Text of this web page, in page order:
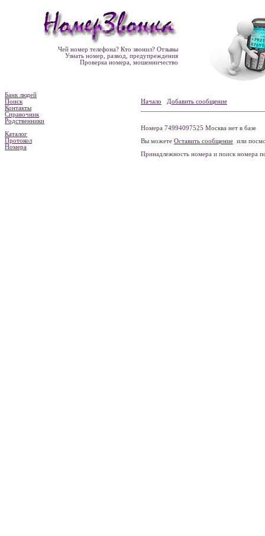
Чей номер телефона? Кто звонил? Отзывы
Узнать номер, развод, предупреждения
Проверка номера, мошенничество
Банк людей
Поиск
Контакты
Справочник
Родственники
Каталог
Протокол
Номера
Начало Добавить сообщение
Номера 74994097525 Москва нет в базе
Вы можете Оставить сообщение или
Принадлежность номера и поиск номера